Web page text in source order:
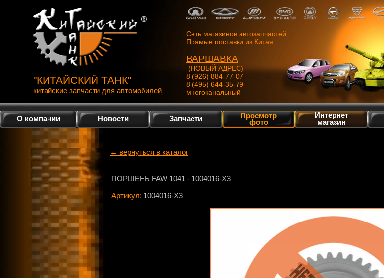
"КИТАЙСКИЙ ТАНК"
китайские запчасти для автомобилей
Сеть магазинов автозапчастей
Прямые поставки из Китая
ВАРШАВКА
(НОВЫЙ АДРЕС)
8 (926) 884-77-07
8 (495) 644-35-79
многоканальный
О компании Новости Запчасти Просмотр
фото
Интернет
магазин
← вернуться в каталог
ПОРШЕНЬ FAW 1041 - 1004016-X3
Артикул: 1004016-X3